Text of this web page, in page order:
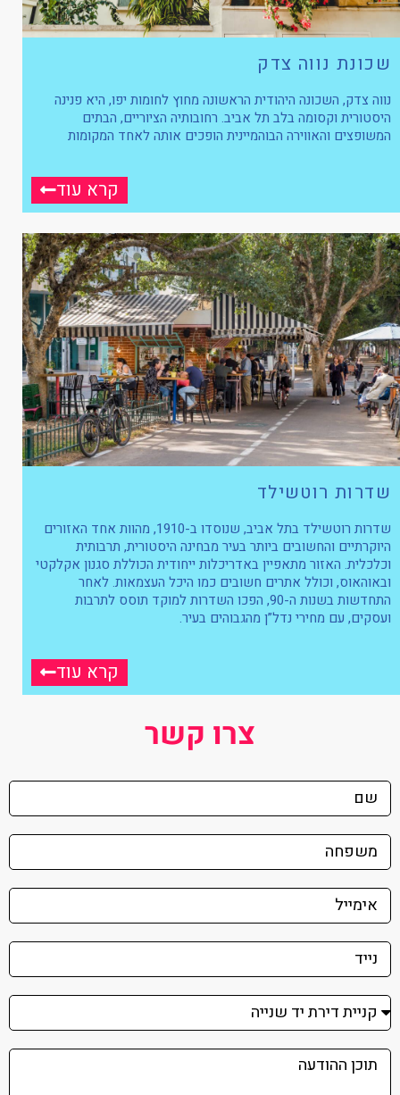
שכונת נווה צדק
נווה צדק, השכונה היהודית הראשונה מחוץ לחומות יפו, היא פנינה
היסטורית וקסומה בלב תל אביב. רחובותיה הציוריים, הבתים
המשופצים והאווירה הבוהמיינית הופכים אותה לאחד המקומות
קרא עוד
שדרות רוטשילד
שדרות רוטשילד בתל אביב, שנוסדו ב-1910, מהוות אחד האזורים
היוקרתיים והחשובים ביותר בעיר מבחינה היסטורית, תרבותית
וכלכלית. האזור מתאפיין באדריכלות ייחודית הכוללת סגנון אקלקטי
ובאוהאוס, וכולל אתרים חשובים כמו היכל העצמאות. לאחר
התחדשות בשנות ה-90, הפכו השדרות למוקד תוסס לתרבות
ועסקים, עם מחירי נדל”ן מהגבוהים בעיר.
קרא עוד
צרו קשר